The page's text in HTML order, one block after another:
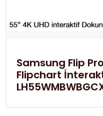
Samsung Flip
Flipchart